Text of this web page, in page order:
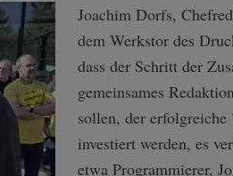
Joachim Dorfs,
dem Werkstor des
dass der Schritt der
gemeinsames
sollen, der erfolgreiche
investiert werden, es
etwa Programmierer,